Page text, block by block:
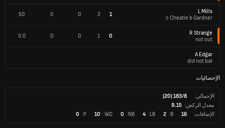
L Mills
c Cheatle b Gardner
1
2
0
0
50
R Strange
not out
0
1
0
0
0.0
A Edgar
did not bat
الإحصائيات
الإجمالي:
183/8 (20)
معدل الركض: 9.15
الإضافات:
16
B:
2
LB:
4
NB:
0
WD:
10
P:
0